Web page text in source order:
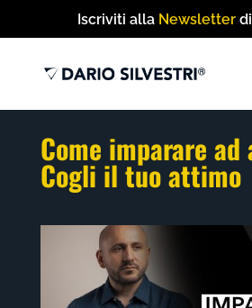
Iscriviti alla Newsletter
Come imparare ad
Cogli il tuo attimo